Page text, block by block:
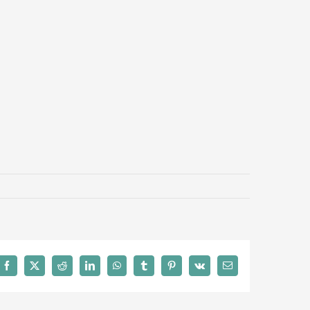
Facebook
X Reddit LinkedInWhatsAppTumblrPinterest
Vk Email